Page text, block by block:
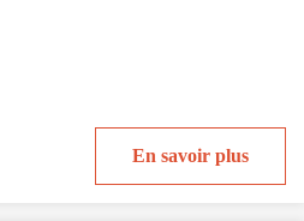
En savoir plus